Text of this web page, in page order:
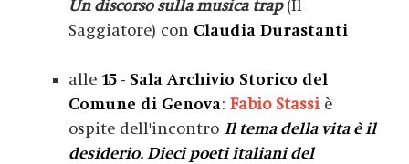
Un discorso sulla musica trap(Il
Saggiatore) con Claudia Durastanti
alle 15 - Sala Archivio Storico del
Comune di Genova: Fabio Stassi è
ospite dell'incontro Il tema della vita è il
desiderio. Dieci poeti italiani del